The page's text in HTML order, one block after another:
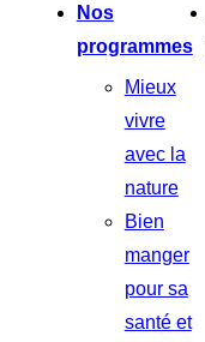
Nos
programmes
Mieux
vivre
avec la
nature
Bien
manger
pour sa
santé et